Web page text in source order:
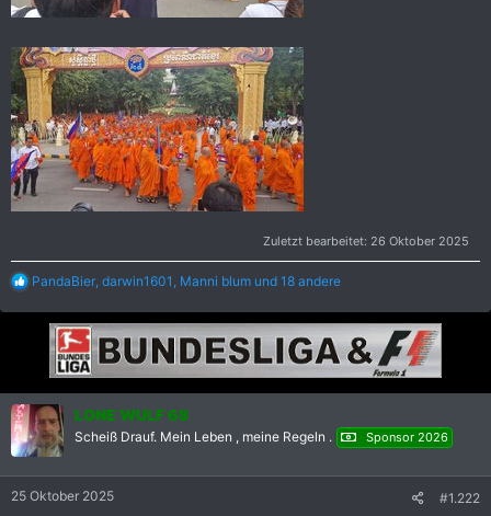
Zuletzt bearbeitet: 26 Oktober 2025
R
a
n
e
n
:
PandaBier, darwin1601 , Manni blum und 18 andere
LONE WULF 68
Scheiß Drauf. Mein Leben , meine Regeln . Sponsor 2026
25 Oktober 2025 #1.222